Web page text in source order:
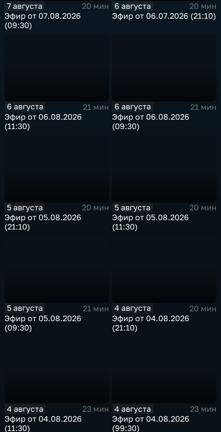
7 августа
20 мин
Эфир от 07.08.2026
(09:30)
6 августа
20 мин
Эфир от 06.07.2026 (21:10)
6 августа
21 мин
Эфир от 06.08.2026
(11:30)
6 августа
21 мин
Эфир от 06.08.2026
(09:30)
5 августа
20 мин
Эфир от 05.08.2026
(21:10)
5 августа
20 мин
Эфир от 05.08.2026
(11:30)
5 августа
21 мин
Эфир от 05.08.2026
(09:30)
4 августа
20 мин
Эфир от 04.08.2026
(21:10)
4 августа
23 мин
Эфир от 04.08.2026
(11:30)
4 августа
23 мин
Эфир от 04.08.2026
(99:30)